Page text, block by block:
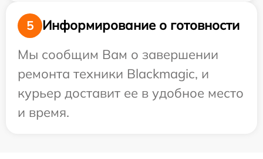
5
Информирование о готовности
Мы сообщим Вам о завершении
ремонта техники Blackmagic, и
курьер доставит ее в удобное место
и время.